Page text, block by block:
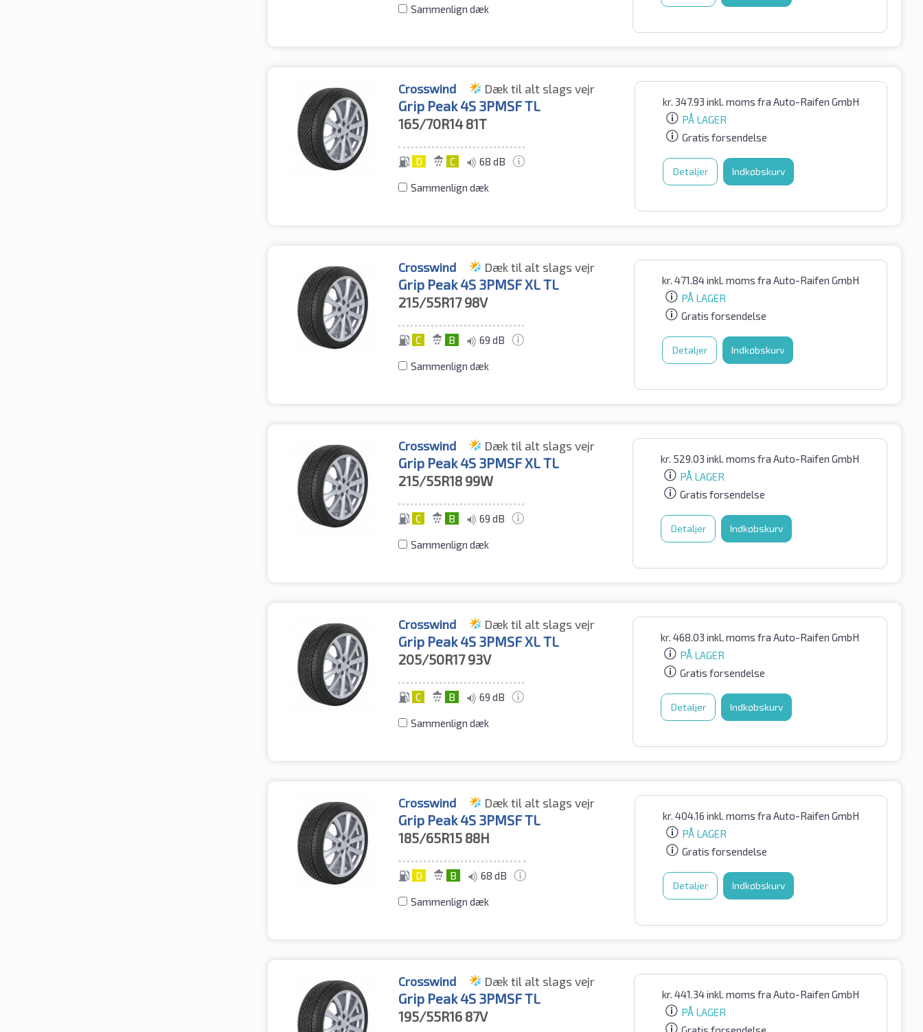
Sammenlign dæk
Crosswind Dæk til alt slags vejr
Grip Peak 4S 3PMSF TL
165/70R1481T
D C 68 dB
Sammenlign dæk
kr. 347.93 inkl. moms fra Auto-Raifen GmbH
PÅ LAGER
Gratis forsendelse
Detaljer Indkøbskurv
Crosswind Dæk til alt slags vejr
Grip Peak 4S 3PMSF XL TL
215/55R1798V
C B 69 dB
Sammenlign dæk
kr. 471.84inkl. moms fra Auto-Raifen GmbH
PÅ LAGER
Gratis forsendelse
Detaljer Indkøbskurv
Crosswind Dæk til alt slags vejr
Grip Peak 4S 3PMSF XL TL
215/55R18 99W
C B 69 dB
Sammenlign dæk
kr. 529.03 inkl. moms fra Auto-Raifen GmbH
PÅ LAGER
Gratis forsendelse
Detaljer Indkøbskurv
Crosswind Dæk til alt slags vejr
Grip Peak 4S 3PMSF XL TL
205/50R1793V
C B 69 dB
Sammenlign dæk
kr. 468.03 inkl. moms fra Auto-Raifen GmbH
PÅ LAGER
Gratis forsendelse
Detaljer Indkøbskurv
Crosswind Dæk til alt slags vejr
Grip Peak 4S 3PMSF TL
185/65R15 88H
D B 68 dB
Sammenlign dæk
kr. 404.16 inkl. moms fra Auto-Raifen GmbH
PÅ LAGER
Gratis forsendelse
Detaljer Indkøbskurv
Crosswind Dæk til alt slags vejr
Grip Peak 4S 3PMSF TL
195/55R16 87V
kr. 441.34inkl. moms fra Auto-Raifen GmbH
PÅ LAGER